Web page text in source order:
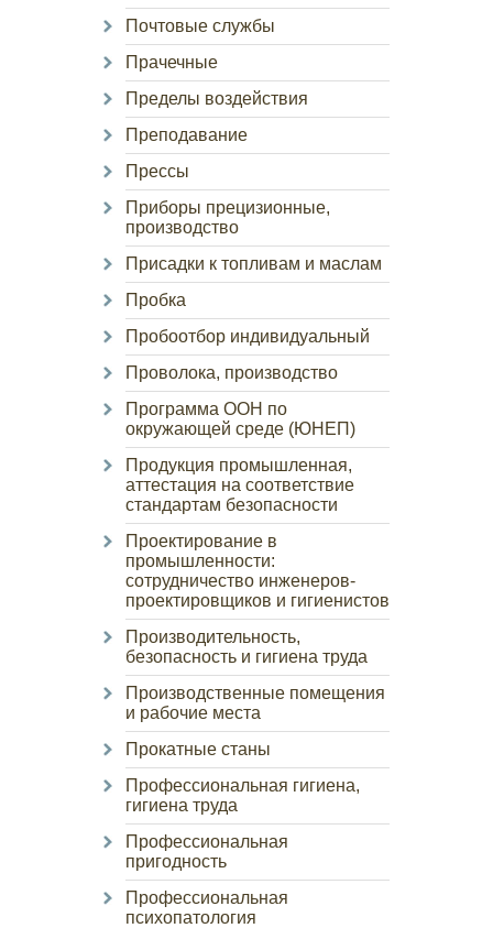
Почтовые службы
Прачечные
Пределы воздействия
Преподавание
Прессы
Приборы прецизионные,
производство
Присадки к топливам и маслам
Пробка
Пробоотбор индивидуальный
Проволока, производство
Программа ООН по
окружающей среде (ЮНЕП)
Продукция промышленная,
аттестация на соответствие
стандартам безопасности
Проектирование в
промышленности:
сотрудничество инженеров-
проектировщиков и гигиенистов
Производительность,
безопасность и гигиена труда
Производственные помещения
и рабочие места
Прокатные станы
Профессиональная гигиена,
гигиена труда
Профессиональная
пригодность
Профессиональная
психопатология